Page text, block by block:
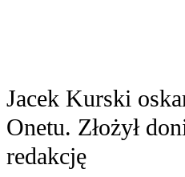
Jacek Kurski
Onetu. Złożył
redakcję